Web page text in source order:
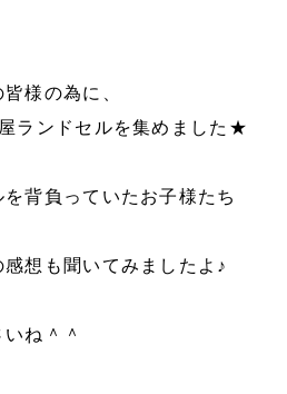
様の為に、
ランドセルを集めました★
背負っていたお子様たち
想も聞いてみましたよ♪
ね＾＾